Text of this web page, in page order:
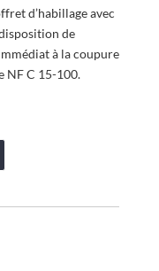
d’habillage avec
de
à la coupure
NF C 15-100.